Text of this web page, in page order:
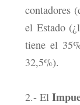
contadores
el Estado
tiene el
32,5%).
2.- El